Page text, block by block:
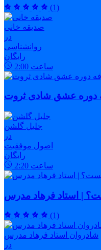
(1)
صدیقه خانی
در
روانشناسی
رایگان
2:00 ساعت
دوره عشق شادی ثروت
جلیل گلشن
در
اصول موفقیت
رایگان
2:20 ساعت
| استاد فرهاد مدرس
(1)
شادروان استاد فرهاد مدرس
در